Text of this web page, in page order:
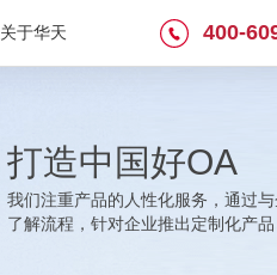
关于华天 400-
打造中国好OA
我们注重产品的人性化服务，通过与
了解流程，针对企业推出定制化产品